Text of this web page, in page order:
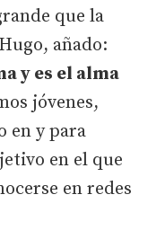
que la
añado:
y es el alma
jóvenes,
en y para
en el que
en redes